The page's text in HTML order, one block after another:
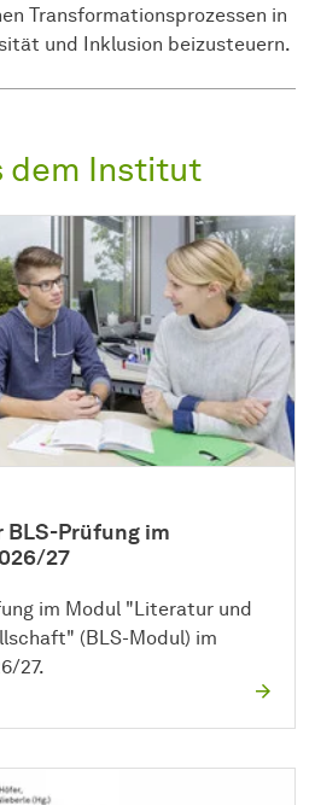
Transformationsprozessen in
und Inklusion beizusteuern.
dem Institut
Prüfung im
27
im Modul "Literatur und
(BLS-Modul) im
27.